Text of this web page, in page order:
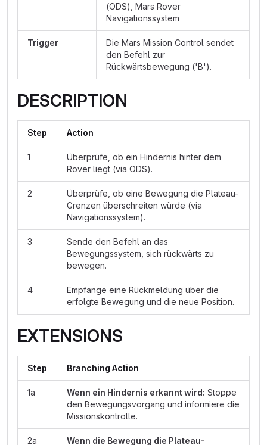
(ODS), Mars Rover
Navigationssystem
Trigger
Die Mars Mission Control sendet
den Befehl zur
Rückwärtsbewegung ('B').
DESCRIPTION
Step Action
1
Überprüfe, ob ein Hindernis hinter dem
Rover liegt (via ODS).
2
Überprüfe, ob eine Bewegung die Plateau-
Grenzen überschreiten würde (via
Navigationssystem).
3
Sende den Befehl an das
Bewegungssystem, sich rückwärts zu
bewegen.
4
Empfange eine Rückmeldung über die
erfolgte Bewegung und die neue Position.
EXTENSIONS
Step Branching Action
1a Wenn ein Hindernis erkannt wird: Stoppe
den Bewegungsvorgang und informiere die
Missionskontrolle.
2a
Wenn die Bewegung die Plateau-